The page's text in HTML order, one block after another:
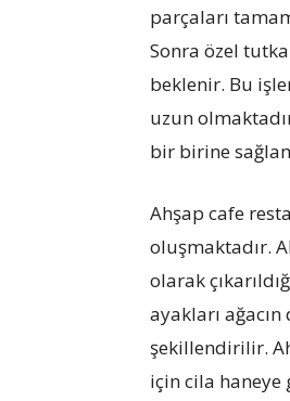
parçaları
Sonra özel
beklenir. Bu
uzun
bir birine
Ahşap cafe
oluşmaktadır.
olarak
ayakları
şekillendirilir.
için cila haneye